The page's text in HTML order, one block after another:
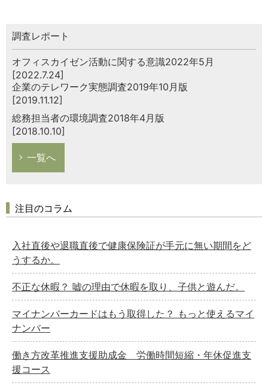
調査レポート
オフィスカイゼン活動に関する意識2022年5月
[2022.7.24]
企業のテレワーク実態調査2019年10月版
[2019.11.12]
総務担当者の環境調査2018年4月版
[2018.10.10]
一覧へ
注目のコラム
入社直後や退職直後で健康保険証が手元に無い期間をど
うするか。
不正な休暇？ 嘘の理由で休暇を取り、子供と遊んだ。
マイナンバーカードはもう取得した？ もっと使えるマイ
ナンバー
働き方改革推進支援助成金 労働時間短縮・年休促進支
援コース